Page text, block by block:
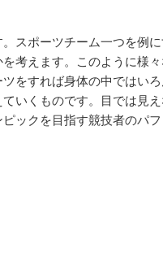
スポーツチーム一つを例
考えます。このように様
をすれば身体の中ではい
いくものです。目では見
ックを目指す競技者のパ